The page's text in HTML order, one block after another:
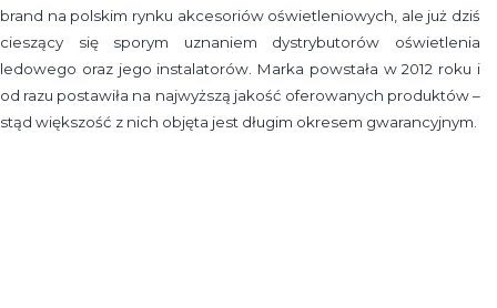
brand na polskim rynku akcesoriów oświetleniowych, ale już dziś
cieszący się sporym uznaniem dystrybutorów oświetlenia
ledowego oraz jego instalatorów. Marka powstała w 2012 roku i
od razu postawiła na najwyższą jakość oferowanych produktów –
stąd większość z nich objęta jest długim okresem gwarancyjnym.